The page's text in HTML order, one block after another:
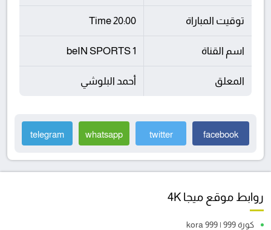
توقيت المباراة 20:00 Time
اسم القناة beIN SPORTS 1
المعلق أحمد البلوشي
facebook
twitter
whatsapp
telegram
روابط موقع ميجا 4K
كورة 999 | kora 999